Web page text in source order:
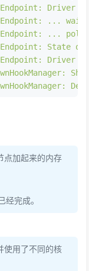
Driver
...
...
State of
Driver
点加起来的内存
完成。
使用了不同的核